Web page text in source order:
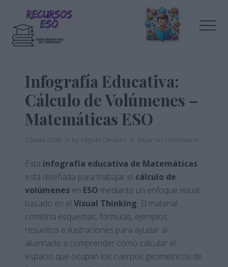
contenido
principal
barra
educación
Infografía Educativa:
Cálculo de Volúmenes –
Matemáticas ESO
2 junio 2026 // by Miguel Olivares // Dejar un comentario
Esta infografía educativa de Matemáticas
está diseñada para trabajar el cálculo de
volúmenes en ESO mediante un enfoque visual
basado en el Visual Thinking. El material
combina esquemas, fórmulas, ejemplos
resueltos e ilustraciones para ayudar al
alumnado a comprender cómo calcular el
espacio que ocupan los cuerpos geométricos de